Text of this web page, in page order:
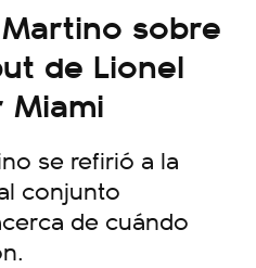
sobre
de Lionel
Miami
se refirió a la
conjunto
de cuándo